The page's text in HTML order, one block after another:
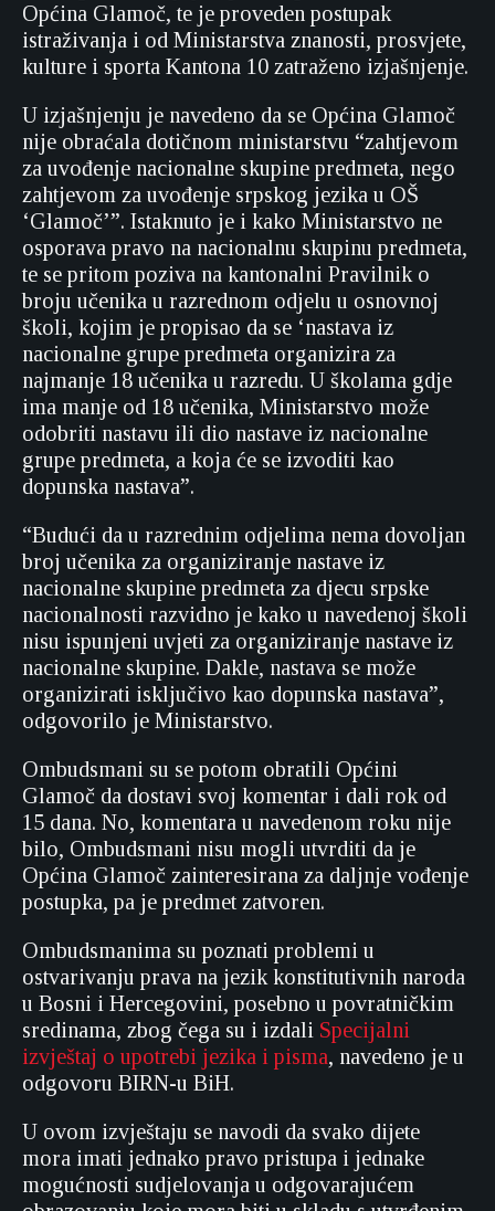
Općina Glamoč, te je proveden postupak
istraživanja i od Ministarstva znanosti, prosvjete,
kulture i sporta Kantona 10 zatraženo izjašnjenje.
U izjašnjenju je navedeno da se Općina Glamoč
nije obraćala dotičnom ministarstvu “zahtjevom
za uvođenje nacionalne skupine predmeta, nego
zahtjevom za uvođenje srpskog jezika u OŠ
‘Glamoč’”. Istaknuto je i kako Ministarstvo ne
osporava pravo na nacionalnu skupinu predmeta,
te se pritom poziva na kantonalni Pravilnik o
broju učenika u razrednom odjelu u osnovnoj
školi, kojim je propisao da se ‘nastava iz
nacionalne grupe predmeta organizira za
najmanje 18 učenika u razredu. U školama gdje
ima manje od 18 učenika, Ministarstvo može
odobriti nastavu ili dio nastave iz nacionalne
grupe predmeta, a koja će se izvoditi kao
dopunska nastava”.
“Budući da u razrednim odjelima nema dovoljan
broj učenika za organiziranje nastave iz
nacionalne skupine predmeta za djecu srpske
nacionalnosti razvidno je kako u navedenoj školi
nisu ispunjeni uvjeti za organiziranje nastave iz
nacionalne skupine. Dakle, nastava se može
organizirati isključivo kao dopunska nastava”,
odgovorilo je Ministarstvo.
Ombudsmani su se potom obratili Općini
Glamoč da dostavi svoj komentar i dali rok od
15 dana. No, komentara u navedenom roku nije
bilo, Ombudsmani nisu mogli utvrditi da je
Općina Glamoč zainteresirana za daljnje vođenje
postupka, pa je predmet zatvoren.
Ombudsmanima su poznati problemi u
ostvarivanju prava na jezik konstitutivnih naroda
u Bosni i Hercegovini, posebno u povratničkim
sredinama, zbog čega su i izdali Specijalni
izvještaj o upotrebi jezika i pisma, navedeno je u
odgovoru BIRN-u BiH.
U ovom izvještaju se navodi da svako dijete
mora imati jednako pravo pristupa i jednake
mogućnosti sudjelovanja u odgovarajućem